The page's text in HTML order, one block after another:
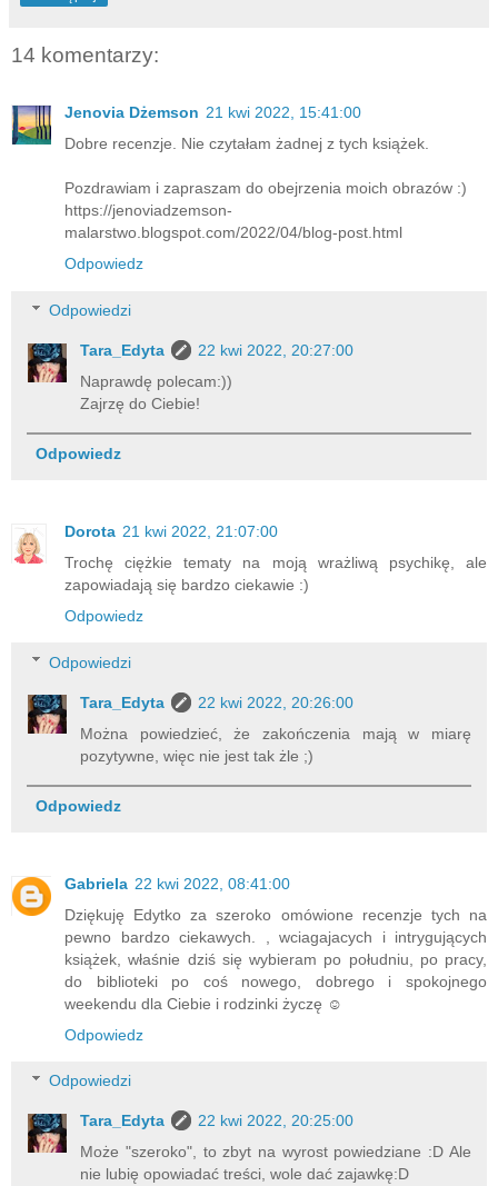
14 komentarzy:
Jenovia Dżemson 21 kwi 2022, 15:41:00
Dobre recenzje. Nie czytałam żadnej z tych książek.
Pozdrawiam i zapraszam do obejrzenia moich obrazów :)
https://jenoviadzemson-
malarstwo.blogspot.com/2022/04/blog-post.html
Odpowiedz
Odpowiedzi
Tara_Edyta
22 kwi 2022, 20:27:00
Naprawdę polecam:))
Zajrzę do Ciebie!
Odpowiedz
Dorota 21 kwi 2022, 21:07:00
Trochę ciężkie tematy na moją wrażliwą psychikę, ale
zapowiadają się bardzo ciekawie :)
Odpowiedz
Odpowiedzi
Tara_Edyta
22 kwi 2022, 20:26:00
Można powiedzieć, że zakończenia mają w miarę
pozytywne, więc nie jest tak żle ;)
Odpowiedz
Gabriela 22 kwi 2022, 08:41:00
Dziękuję Edytko za szeroko omówione recenzje tych na
pewno bardzo ciekawych. , wciagajacych i intrygujących
książek, właśnie dziś się wybieram po południu, po pracy,
do biblioteki po coś nowego, dobrego i spokojnego
weekendu dla Ciebie i rodzinki życzę ☺
Odpowiedz
Odpowiedzi
Tara_Edyta
22 kwi 2022, 20:25:00
Może "szeroko", to zbyt na wyrost powiedziane :D Ale
nie lubię opowiadać treści, wole dać zajawkę:D